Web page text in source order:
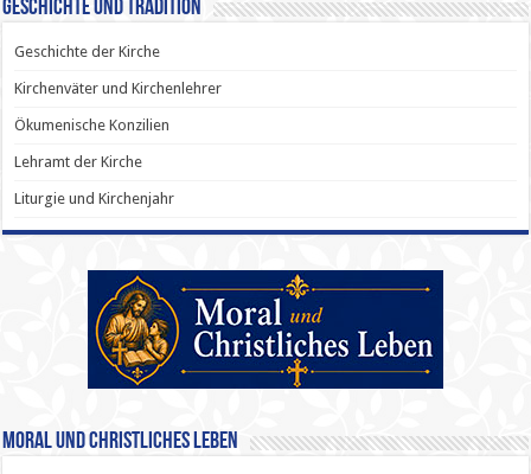
Geschichte und Tradition
Geschichte der Kirche
Kirchenväter und Kirchenlehrer
Ökumenische Konzilien
Lehramt der Kirche
Liturgie und Kirchenjahr
Moral und Christliches Leben